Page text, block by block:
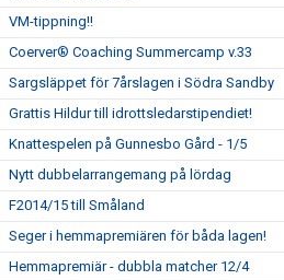
VM-tippning!!
Coerver® Coaching Summercamp v.33
Sargsläppet för 7årslagen i Södra Sandby
Grattis Hildur till idrottsledarstipendiet!
Knattespelen på Gunnesbo Gård - 1/5
Nytt dubbelarrangemang på lördag
F2014/15 till Småland
Seger i hemmapremiären för båda lagen!
Hemmapremiär - dubbla matcher 12/4